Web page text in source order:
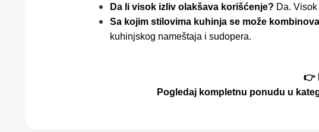
Da li visok izliv olakšava korišćenje? Da.
Sa kojim stilovima kuhinja se može
kuhinjskog nameštaja i sudopera.
👉
Pogledaj kompletnu ponudu u